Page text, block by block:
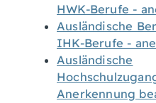
HWK-Berufe -
Ausländische
IHK-Berufe -
Ausländische
Anerkennung